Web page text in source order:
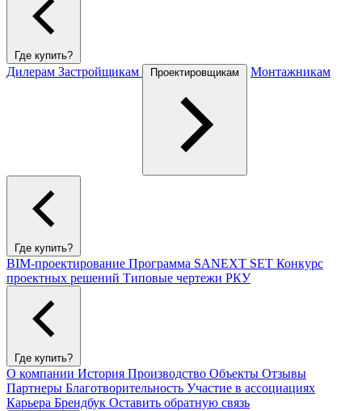
Где купить?
Дилерам Застройщикам Проектировщикам Монтажникам
Где купить?
BIM-проектирование Программа SANEXT SET Конкурс
проектных решений Типовые чертежи РКУ
Где купить?
О компании История Производство Объекты Отзывы
Партнеры Благотворительность Участие в ассоциациях
Карьера Брендбук Оставить обратную связь